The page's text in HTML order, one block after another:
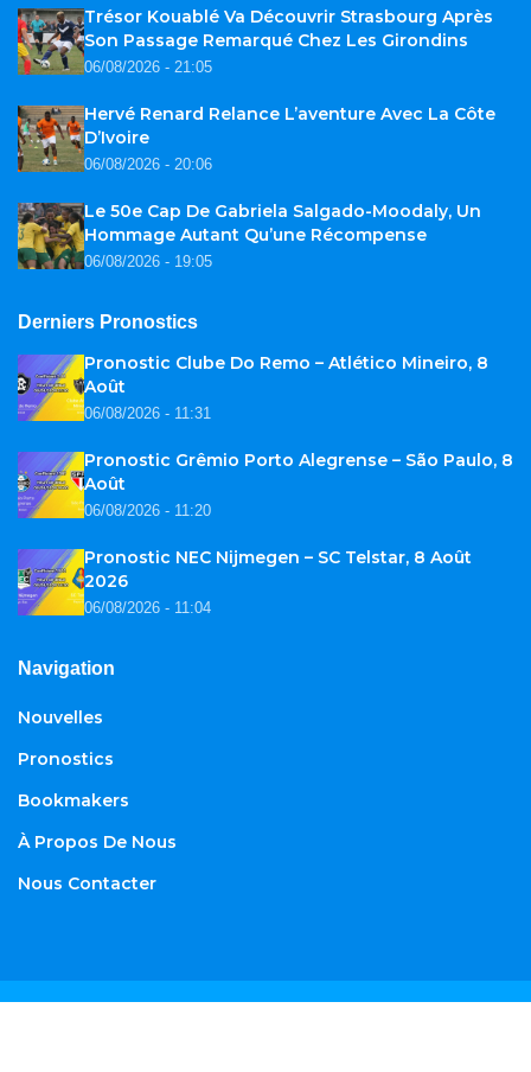
Trésor Kouablé Va Découvrir Strasbourg Après
Son Passage Remarqué Chez Les Girondins
06/08/2026 - 21:05
Hervé Renard Relance L’aventure Avec La Côte
D’Ivoire
06/08/2026 - 20:06
Le 50e Cap De Gabriela Salgado-Moodaly, Un
Hommage Autant Qu’une Récompense
06/08/2026 - 19:05
Derniers Pronostics
Pronostic Clube Do Remo – Atlético Mineiro, 8
Août
06/08/2026 - 11:31
Pronostic Grêmio Porto Alegrense – São Paulo, 8
Août
06/08/2026 - 11:20
Pronostic NEC Nijmegen – SC Telstar, 8 Août
2026
06/08/2026 - 11:04
Navigation
Nouvelles
Pronostics
Bookmakers
À Propos De Nous
Nous Contacter